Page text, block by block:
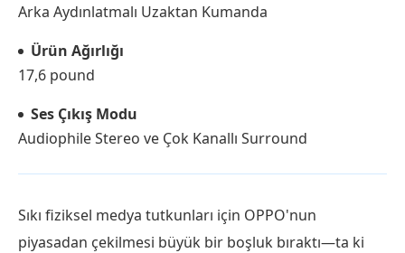
Arka Aydınlatmalı Uzaktan Kumanda
Ürün Ağırlığı
17,6 pound
Ses Çıkış Modu
Audiophile Stereo ve Çok Kanallı Surround
Sıkı fiziksel medya tutkunları için OPPO'nun
piyasadan çekilmesi büyük bir boşluk bıraktı—ta ki